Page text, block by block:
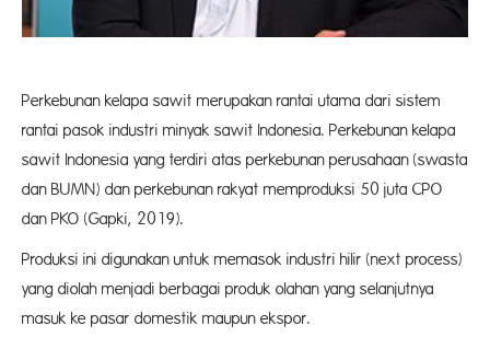
Perkebunan kelapa sawit merupakan rantai utama dari sistem
rantai pasok industri minyak sawit Indonesia. Perkebunan kelapa
sawit Indonesia yang terdiri atas perkebunan perusahaan (swasta
dan BUMN) dan perkebunan rakyat memproduksi 50 juta CPO
dan PKO (Gapki, 2019).
Produksi ini digunakan untuk memasok industri hilir (next process)
yang diolah menjadi berbagai produk olahan yang selanjutnya
masuk ke pasar domestik maupun ekspor.